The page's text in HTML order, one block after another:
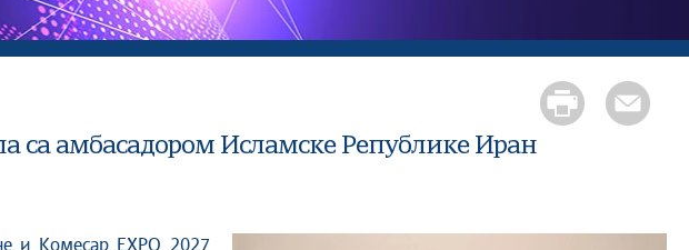
са амбасадором Исламске Републике Иран